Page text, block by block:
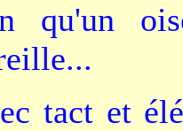
qu'un
tact et